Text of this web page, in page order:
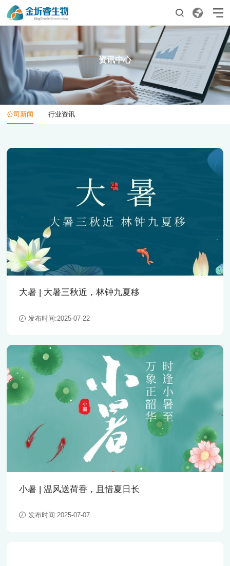
首页
02
产品服务
产品矩阵
科研合作
03
荣誉资质
合作伙伴
04
行业资讯
05
社会招聘
资讯中心
公司新闻 行业资讯
大暑 | 大暑三秋近，林钟九夏移
发布时间:2025-07-22
小暑 | 温风送荷香，且惜夏日长
发布时间:2025-07-07